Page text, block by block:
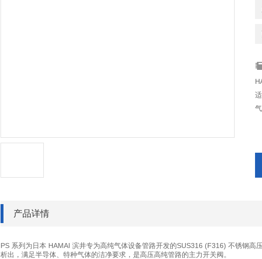
产品详情
PS 系列为日本 HAMAI 滨井专为高纯气体设备管路开发的SUS316 (F316) 不锈钢高
析出，满足半导体、特种气体的洁净要求，是高压高纯管路的主力开关阀。